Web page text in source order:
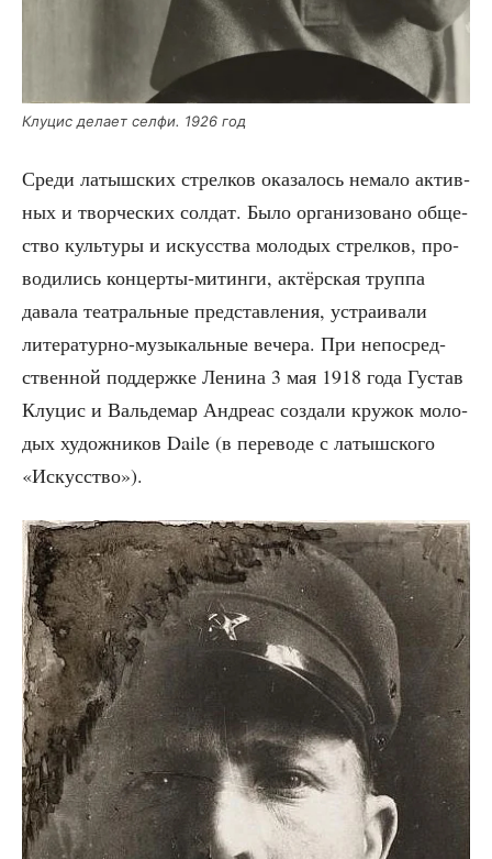
Клу­цис дела­ет сел­фи. 1926 год
Сре­ди латыш­ских стрел­ков ока­за­лось нема­ло актив­
ных и твор­че­ских сол­дат. Было орга­ни­зо­ва­но обще­
ство куль­ту­ры и искус­ства моло­дых стрел­ков, про­
во­ди­лись кон­цер­ты-митин­ги, актёр­ская труп­па
дава­ла теат­раль­ные пред­став­ле­ния, устра­и­ва­ли
лите­ра­тур­но-музы­каль­ные вече­ра. При непо­сред­
ствен­ной под­держ­ке Лени­на 3 мая 1918 года Густав
Клу­цис и Валь­де­мар Андре­ас созда­ли кру­жок моло­
дых худож­ни­ков Daile (в пере­во­де с латыш­ско­го
«Искус­ство»).